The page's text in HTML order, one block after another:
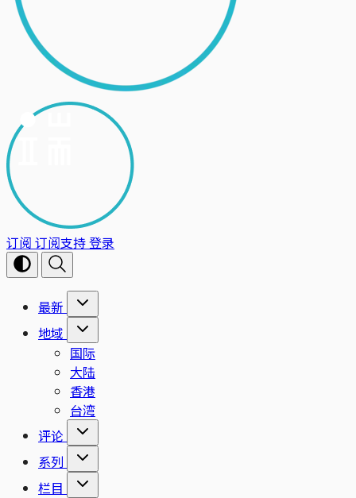
订阅 订阅支持登录
最新
地域
国际
大陆
香港
台湾
评论
系列
栏目